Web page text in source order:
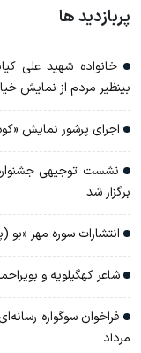
پربازدید ها
خانواده شهید علی
بینظیر مردم از نمایش
اجرای پرشور نمایش
نشست توجیهی
برگزار شد
انتشارات سوره مهر «بو
شاعر کهگیلویه و
مرداد